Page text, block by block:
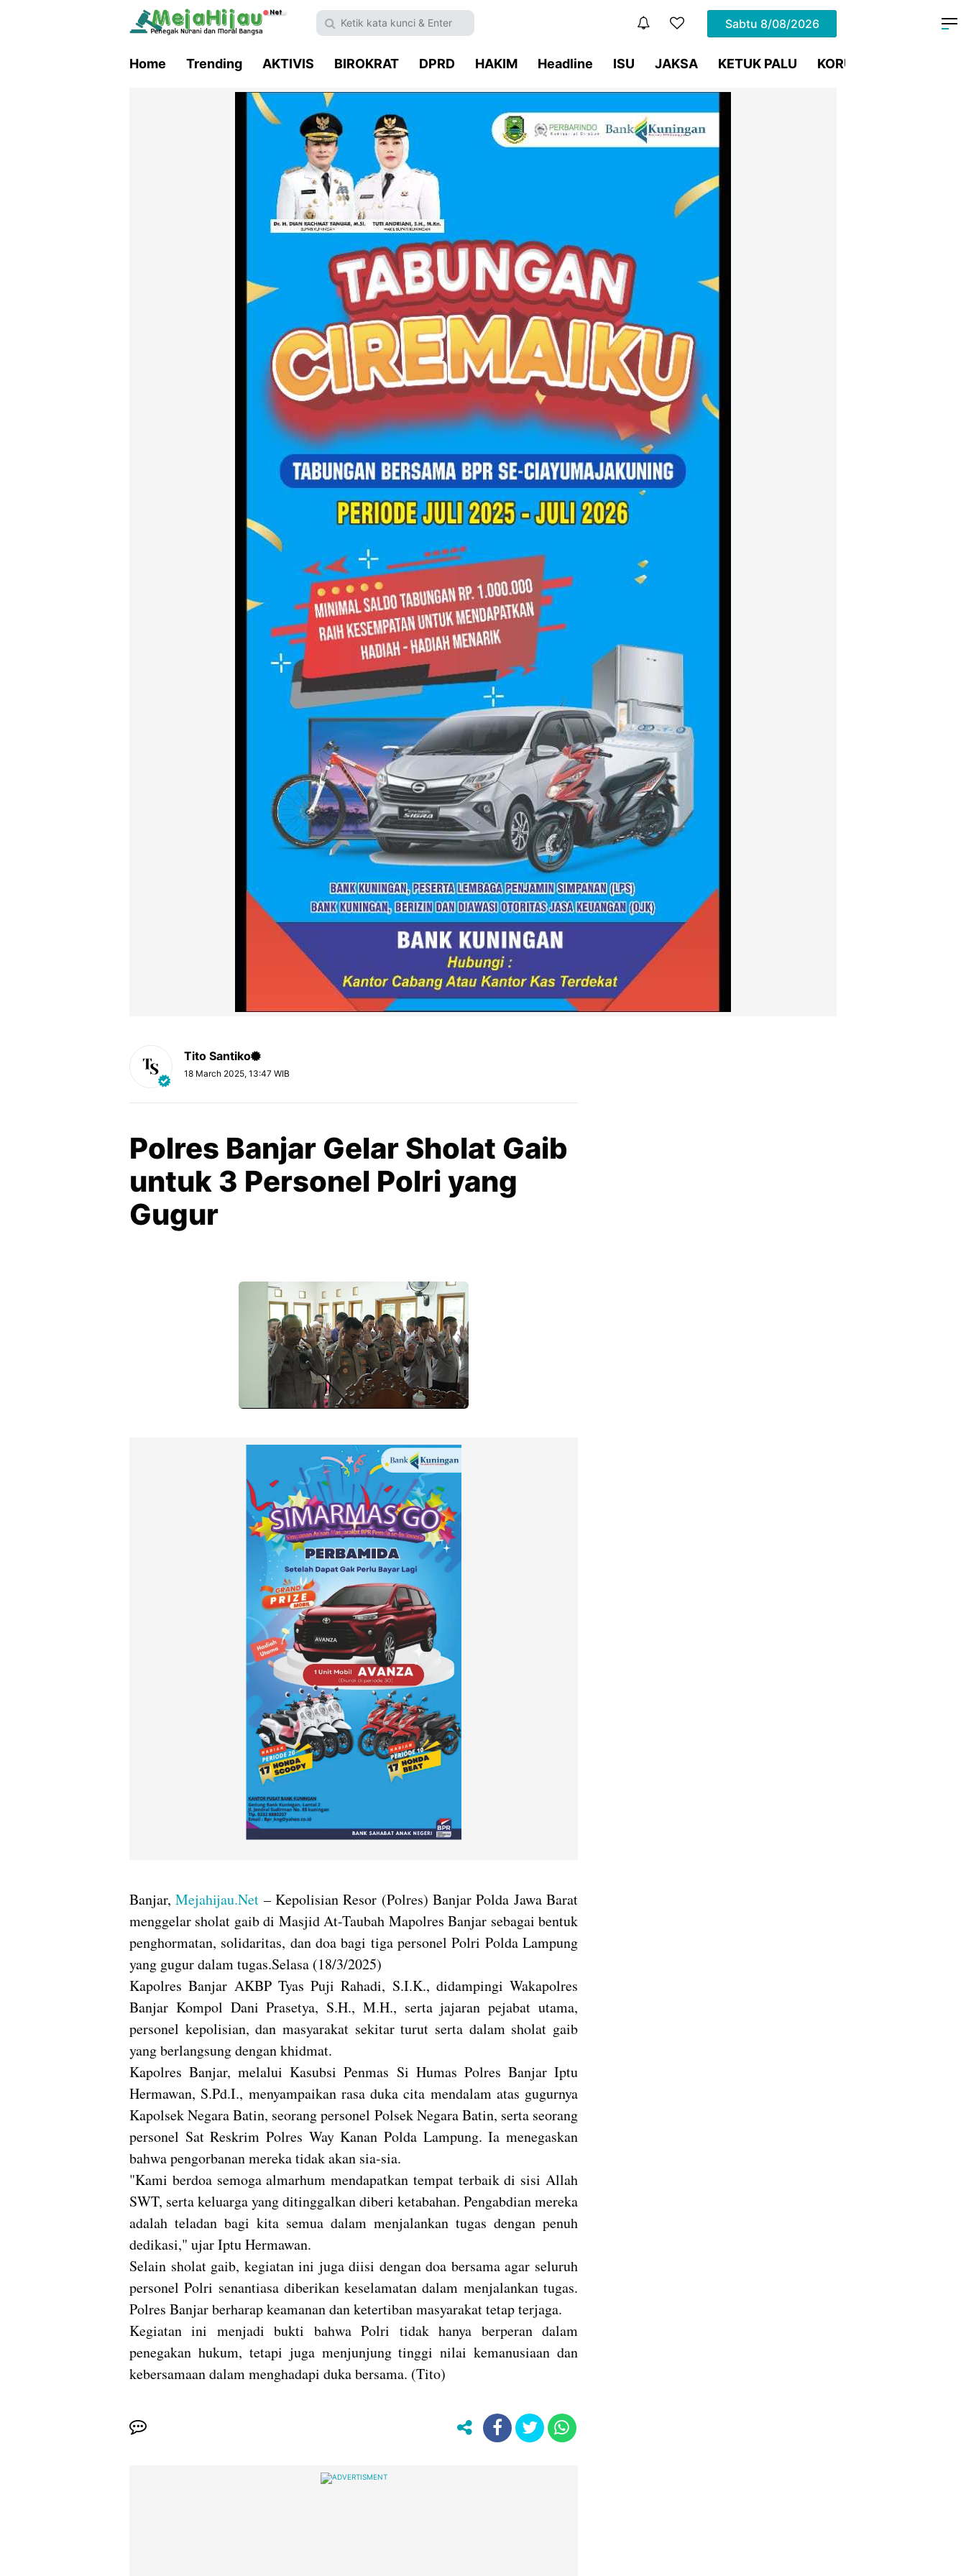
Sabtu 8/08/2026
Home Trending AKTIVIS BIROKRAT DPRD HAKIM Headline ISU JAKSA KETUK PALU KORUPSI
Tito Santiko
18 March 2025, 13:47 WIB
Polres Banjar Gelar Sholat Gaib
untuk 3 Personel Polri yang
Gugur
Banjar,Mejahijau.Net – Kepolisian Resor (Polres) Banjar Polda Jawa Barat
menggelar sholat gaib di Masjid At-Taubah Mapolres Banjar sebagai bentuk
penghormatan, solidaritas, dan doa bagi tiga personel Polri Polda Lampung
yang gugur dalam tugas.Selasa (18/3/2025)
Kapolres Banjar AKBP Tyas Puji Rahadi, S.I.K., didampingi Wakapolres
Banjar Kompol Dani Prasetya, S.H., M.H., serta jajaran pejabat utama,
personel kepolisian, dan masyarakat sekitar turut serta dalam sholat gaib
yang berlangsung dengan khidmat.
Kapolres Banjar, melalui Kasubsi Penmas Si Humas Polres Banjar Iptu
Hermawan, S.Pd.I., menyampaikan rasa duka cita mendalam atas gugurnya
Kapolsek Negara Batin, seorang personel Polsek Negara Batin, serta seorang
personel Sat Reskrim Polres Way Kanan Polda Lampung. Ia menegaskan
bahwa pengorbanan mereka tidak akan sia-sia.
"Kami berdoa semoga almarhum mendapatkan tempat terbaik di sisi Allah
SWT, serta keluarga yang ditinggalkan diberi ketabahan. Pengabdian mereka
adalah teladan bagi kita semua dalam menjalankan tugas dengan penuh
dedikasi," ujar Iptu Hermawan.
Selain sholat gaib, kegiatan ini juga diisi dengan doa bersama agar seluruh
personel Polri senantiasa diberikan keselamatan dalam menjalankan tugas.
Polres Banjar berharap keamanan dan ketertiban masyarakat tetap terjaga.
Kegiatan ini menjadi bukti bahwa Polri tidak hanya berperan dalam
penegakan hukum, tetapi juga menjunjung tinggi nilai kemanusiaan dan
kebersamaan dalam menghadapi duka bersama. (Tito)